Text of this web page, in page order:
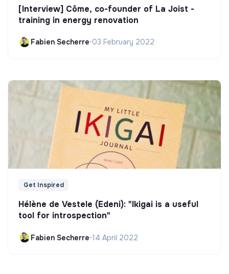
[Interview] Côme, co-founder of La Joist -
training in energy renovation
Fabien Secherre•03 February 2022
Get Inspired
Hélène de Vestele (Edeni): "Ikigai is a useful
tool for introspection"
Fabien Secherre•14 April 2022